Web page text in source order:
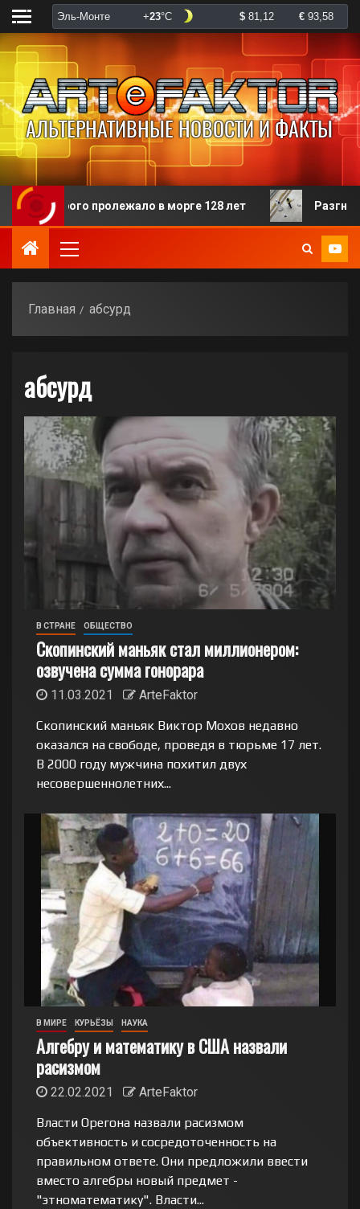
пролежало в морге 128 лет Разгневанная
Главная абсурд
абсурд
В СТРАНЕ ОБЩЕСТВО
Скопинский маньяк стал миллионером:
озвучена сумма гонорара
11.03.2021
ArteFaktor
Скопинский маньяк Виктор Мохов недавно
оказался на свободе, проведя в тюрьме 17 лет.
В 2000 году мужчина похитил двух
несовершеннолетних...
В МИРЕ КУРЬЁЗЫ НАУКА
Алгебру и математику в США назвали
расизмом
22.02.2021
ArteFaktor
Власти Орегона назвали расизмом
объективность и сосредоточенность на
правильном ответе. Они предложили ввести
вместо алгебры новый предмет -
"этноматематику". Власти...